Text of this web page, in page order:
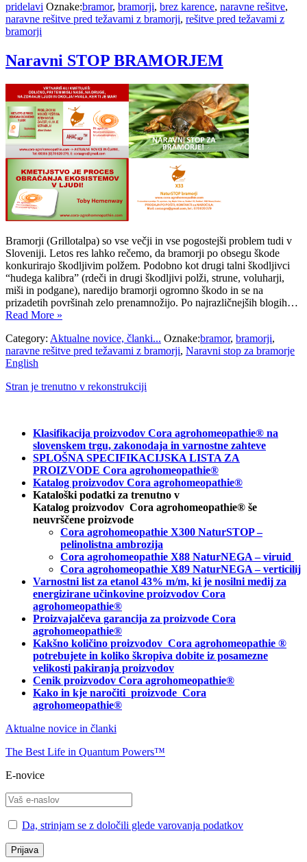
pridelavi Oznake:bramor, bramorji, brez karence, naravne rešitve,
naravne rešitve pred težavami z bramorji, rešitve pred težavami z
bramorji
Naravni STOP BRAMORJEM
Bramorji (Grillotalpa) so vse večji in vse pogostejši problem tudi v
Sloveniji. Letos res lahko rečemo, da bramorji po obsegu škode
konkurirajo škodljivim polžem. Podobno kot drugi talni škodljivci
“hudega kalibra” (rdeči in drugi škodljivi polži, strune, voluharji,
miši in podgane), naredijo bramorji ogromno škodo in se na
prizadetih površinah zelo prenamnožijo. Po najrazličnejših blogih…
Read More »
Category: Aktualne novice, članki... Oznake:bramor, bramorji,
naravne rešitve pred težavami z bramorji, Naravni stop za bramorje
English
Stran je trenutno v rekonstrukciji
Klasifikacija proizvodov Cora agrohomeopathie® na
slovenskem trgu, zakonodaja in varnostne zahteve
SPLOŠNA SPECIFIKACIJSKA LISTA ZA
PROIZVODE Cora agrohomeopathie®
Katalog proizvodov Cora agrohomeopathie®
Kataloški podatki za trenutno v
Katalog proizvodov Cora agrohomeopathie® še
neuvrščene proizvode
Cora agrohomeopathie X300 NaturSTOP –
pelinolistna ambrozija
Cora agrohomeopathie X88 NaturNEGA – viruid
Cora agrohomeopathie X89 NaturNEGA – verticilij
Varnostni list za etanol 43% m/m, ki je nosilni medij za
energizirane učinkovine proizvodov Cora
agrohomeopathie®
Proizvajalčeva garancija za proizvode Cora
agrohomeopathie®
Kakšno količino proizvodov Cora agrohomeopathie ®
potrebujete in koliko škropiva dobite iz posamezne
velikosti pakiranja proizvodov
Cenik proizvodov Cora agrohomeopathie®
Kako in kje naročiti proizvode Cora
agrohomeopathie®
Aktualne novice in članki
The Best Life in Quantum Powers™
E-novice
Da, strinjam se z določili glede varovanja podatkov